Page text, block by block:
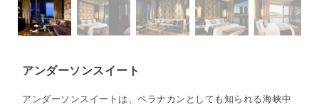
アンダーソンスイート
アンダーソンスイートは、ペラナカンとしても知られる海峡中